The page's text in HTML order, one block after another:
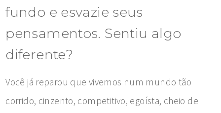
fundo e esvazie seus
pensamentos. Sentiu algo
diferente?
Você já reparou que vivemos num mundo tão
corrido, cinzento, competitivo, egoísta, cheio de